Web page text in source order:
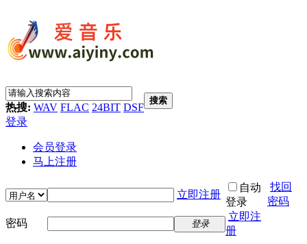
热搜: WAV FLAC 24BIT DSF
搜索
登录
会员登录
马上注册
立即注册
自动
登录
找回
密码
密码
登录
立即注
册